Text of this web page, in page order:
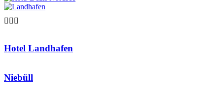

Hotel Landhafen
Niebüll